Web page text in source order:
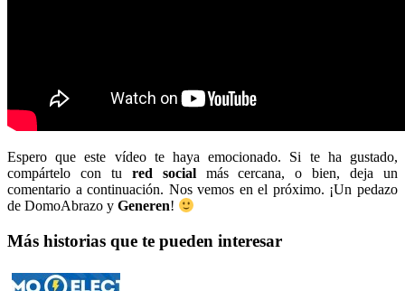
Espero que este vídeo te haya emocionado. Si te ha gustado,
compártelo con tu red socialmás cercana, o bien, deja un
comentario a continuación. Nos vemos en el próximo. ¡Un pedazo
de DomoAbrazo y Generen!
Más historias que te pueden interesar